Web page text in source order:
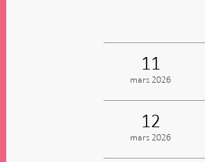
11
mars 2026
12
mars 2026